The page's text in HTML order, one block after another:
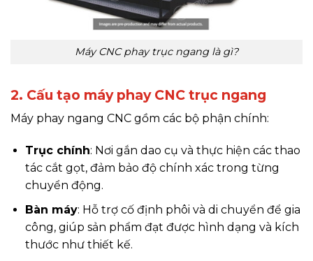
Máy CNC phay trục ngang là gì?
2. Cấu tạo máy phay CNC trục ngang
Máy phay ngang CNC gồm các bộ phận chính:
Trục chính: Nơi gắn dao cụ và thực hiện các thao
tác cắt gọt, đảm bảo độ chính xác trong từng
chuyển động.
Bàn máy: Hỗ trợ cố định phôi và di chuyển để gia
công, giúp sản phẩm đạt được hình dạng và kích
thước như thiết kế.